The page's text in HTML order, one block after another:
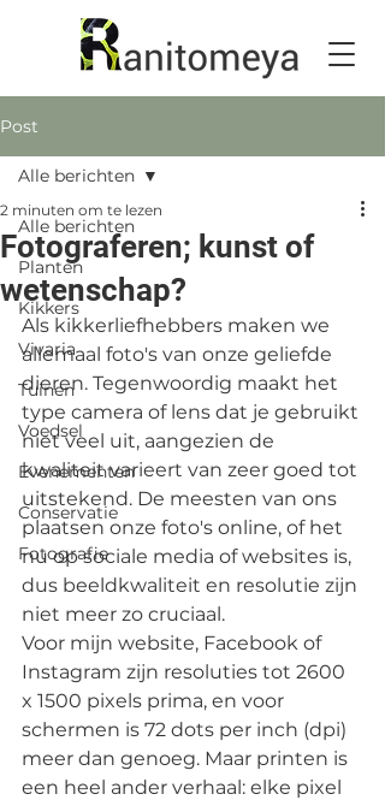
Post
Alle berichten
Planten
Kikkers
Vivaria
Tuinen
Voedsel
Evenementen
Conservatie
Fotografie
Alle berichten
Fotograferen; kunst of
wetenschap?
2 minuten om te lezen
Als kikkerliefhebbers maken we
allemaal foto's van onze geliefde
dieren. Tegenwoordig maakt het
type camera of lens dat je gebruikt
niet veel uit, aangezien de
kwaliteit varieert van zeer goed tot
uitstekend. De meesten van ons
plaatsen onze foto's online, of het
nu op sociale media of websites is,
dus beeldkwaliteit en resolutie zijn
niet meer zo cruciaal.
Voor mijn website, Facebook of
Instagram zijn resoluties tot 2600
x 1500 pixels prima, en voor
schermen is 72 dots per inch (dpi)
meer dan genoeg. Maar printen is
een heel ander verhaal: elke pixel